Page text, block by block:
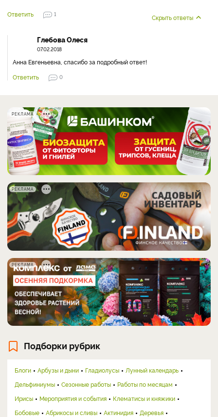
Ответить 1 Скрыть ответы
Глебова Олеся
07.02.2018
Анна Евгеньевна, спасибо за подробный ответ!
Ответить
0
РЕКЛАМА
РЕКЛАМА
РЕКЛАМА
Подборки рубрик
Блоги Арбузы и дыни Гладиолусы
Лунный календарь
Дельфиниумы
Сезонные работы
Работы по месяцам
Ирисы
Мероприятия и события
Клематисы и княжики
Бобовые
Абрикосы и сливы Актинидия
Деревья